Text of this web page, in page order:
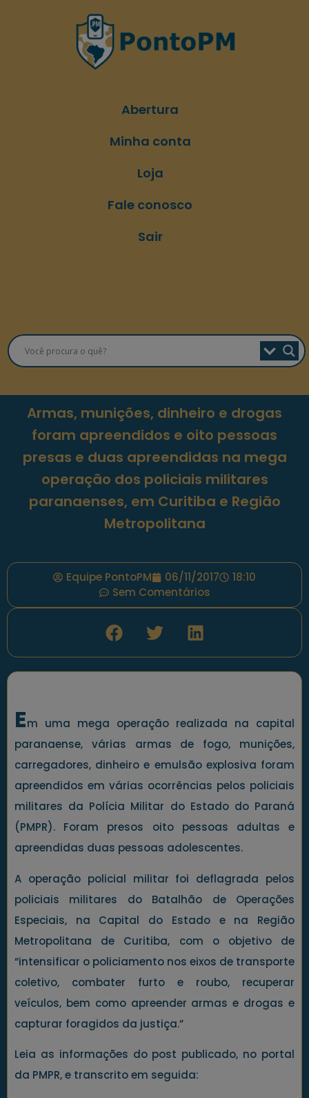
Abertura
Minha conta
Loja
Fale conosco
Sair
Armas, munições, dinheiro e drogas
foram apreendidos e oito pessoas
presas e duas apreendidas na mega
operação dos policiais militares
paranaenses, em Curitiba e Região
Metropolitana
Equipe PontoPM 06/11/2017
18:10
Sem Comentários
Em uma mega operação realizada na capital
paranaense, várias armas de fogo, munições,
carregadores, dinheiro e emulsão explosiva foram
apreendidos em várias ocorrências pelos policiais
militares da Polícia Militar do Estado do Paraná
(PMPR). Foram presos oito pessoas adultas e
apreendidas duas pessoas adolescentes.
A operação policial militar foi deflagrada pelos
policiais militares do Batalhão de Operações
Especiais, na Capital do Estado e na Região
Metropolitana de Curitiba, com o objetivo de
“intensificar o policiamento nos eixos de transporte
coletivo, combater furto e roubo, recuperar
veículos, bem como apreender armas e drogas e
capturar foragidos da justiça.”
Leia as informações do post publicado, no portal
da PMPR, e transcrito em seguida: